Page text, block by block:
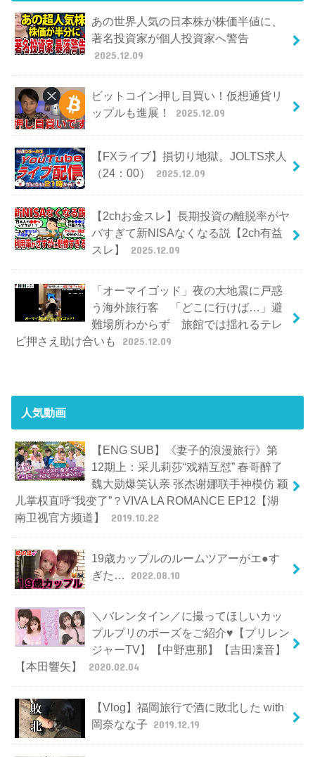
あの世界人気の日本株が株価半値に、
著名投資家が個人投資家へ警告
2025.12.09
ビットコイン押し目買い！仮想通貨リ
ップルも進展！
2025.12.09
【FXライブ】損切り地獄。JOLTS求人
（24：00）
2025.12.09
【2chお金スレ】長期投資の離脱率がヤ
バすぎて新NISAなくなる説【2ch有益
スレ】
2025.12.09
「オーマイゴッド」夜の大地震に戸惑
う海外旅行客 「どこに行けば…」避
難場所わからず 旅館では揺れるテレ
ビ押さえ助け合いも
2025.12.09
人気動画
【ENG SUB】《妻子的浪漫旅行》第
12期上：采儿莉莎“戏精互怼” 春哥醉了
魏大勋爆笑认亲 张杰谢娜联手神模仿 颖
儿掌权直呼“我变了”？VIVA LA ROMANCE EP12【湖
南卫视官方频道】
2019.10.22
19歳カップルのルームツアーがエ●す
ぎた…
2022.08.10
＼バレンタイン／に撮ってほしいカッ
プルプリのポーズをご紹介♥【プリレン
ジャーTV】【中野恵那】【吉田凜音】
【本田響矢】
2020.02.04
【Vlog】福岡旅行で酒に敗北した with
岡奈なな子 2019.12.19